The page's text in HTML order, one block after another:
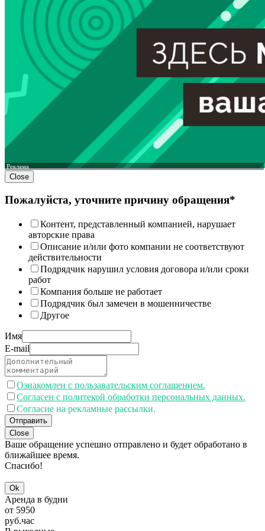
Реклама
Close
Пожалуйста, уточните причину обращения*
Контент, представленный компанией, нарушает
авторские права
Описание и/или фото компании не соответствуют
действительности
Подрядчик нарушил условия договора и/или сроки
работ
Компания больше не работает
Подрядчик был замечен в мошенничестве
Другое
Имя
E-mail
Ознакомлен с пользавательским соглашением.
Согласен с политекой обработки персональных данных.
Согласие на рекламные рассылки.
Отправить
Close
Ваше обращение успешно отправлено и будет обработано в
ближайшее время.
Спасибо!
Ok
Аренда в будни
от 5950
руб.час